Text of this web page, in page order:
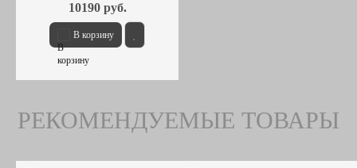
В корзину
10190 руб.
РЕКОМЕНДУЕМЫЕ ТОВАРЫ